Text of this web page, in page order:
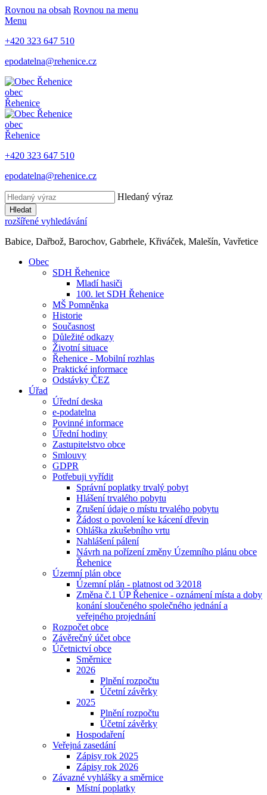
Rovnou na obsah Rovnou na menu
Menu
+420 323 647 510
epodatelna@rehenice.cz
obec
Řehenice
obec
Řehenice
+420 323 647 510
epodatelna@rehenice.cz
Hledaný výraz
Hledat
rozšířené vyhledávání
Babice, Dařbož, Barochov, Gabrhele, Křiváček, Malešín, Vavřetice
Obec
SDH Řehenice
Mladí hasiči
100. let SDH Řehenice
MŠ Pomněnka
Historie
Současnost
Důležité odkazy
Životní situace
Řehenice - Mobilní rozhlas
Praktické informace
Odstávky ČEZ
Úřad
Úřední deska
e-podatelna
Povinné informace
Úřední hodiny
Zastupitelstvo obce
Smlouvy
GDPR
Potřebuji vyřídit
Správní poplatky trvalý pobyt
Hlášení trvalého pobytu
Zrušení údaje o místu trvalého pobytu
Žádost o povolení ke kácení dřevin
Ohláška zkušebního vrtu
Nahlášení pálení
Návrh na pořízení změny Územního plánu obce
Řehenice
Územní plán obce
Územní plán - platnost od 3⁄2018
Změna č.1 ÚP Řehenice - oznámení místa a doby
konání sloučeného společného jednání a
veřejného projednání
Rozpočet obce
Závěrečný účet obce
Účetnictví obce
Směrnice
2026
Plnění rozpočtu
Účetní závěrky
2025
Plnění rozpočtu
Účetní závěrky
Hospodaření
Veřejná zasedání
Zápisy rok 2025
Zápisy rok 2026
Závazné vyhlášky a směrnice
Místní poplatky